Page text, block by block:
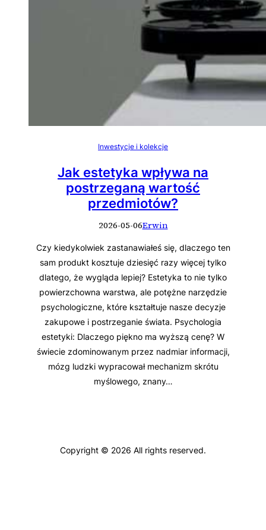
Inwestycje i kolekcje
Jak estetyka wpływa na
postrzeganą wartość
przedmiotów?
2026-05-06Erwin
Czy kiedykolwiek zastanawiałeś się, dlaczego ten
sam produkt kosztuje dziesięć razy więcej tylko
dlatego, że wygląda lepiej? Estetyka to nie tylko
powierzchowna warstwa, ale potężne narzędzie
psychologiczne, które kształtuje nasze decyzje
zakupowe i postrzeganie świata. Psychologia
estetyki: Dlaczego piękno ma wyższą cenę? W
świecie zdominowanym przez nadmiar informacji,
mózg ludzki wypracował mechanizm skrótu
myślowego, znany…
Copyright © 2026 All rights reserved.